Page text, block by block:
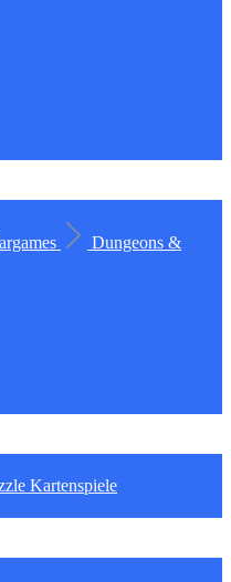
Dungeons &
Kartenspiele